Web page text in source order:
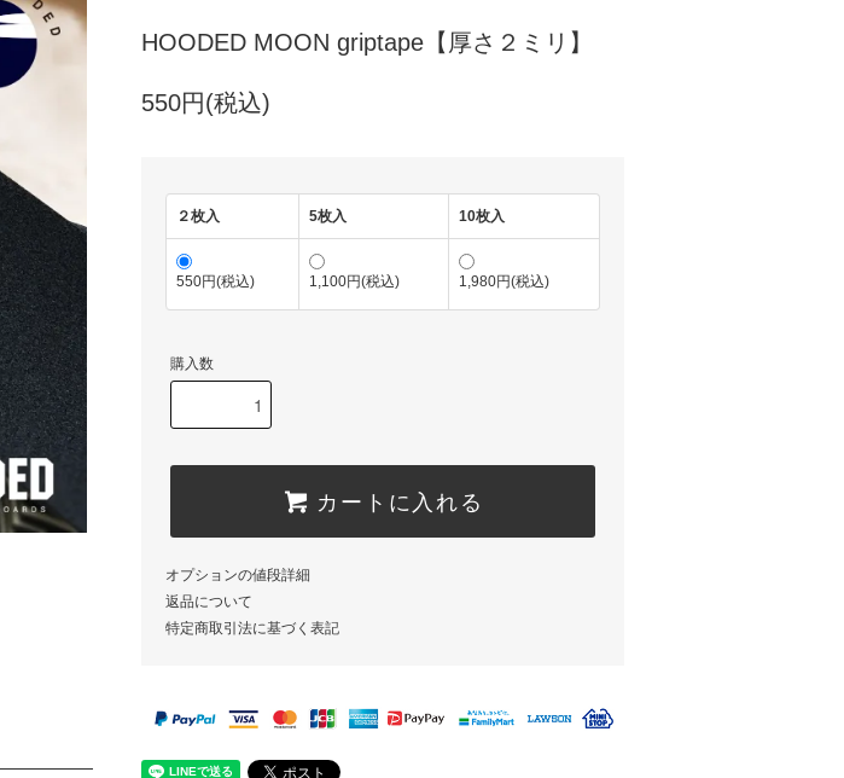
HOODED MOON griptape【厚さ２ミリ】
550円(税込)
２枚入 5枚入 10枚入
550円(税込) 1,100円(税込) 1,980円(税込)
購入数
カートに入れる
オプションの値段詳細
返品について
特定商取引法に基づく表記